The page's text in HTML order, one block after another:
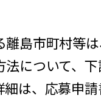
島市町村等
について、
は、応募申